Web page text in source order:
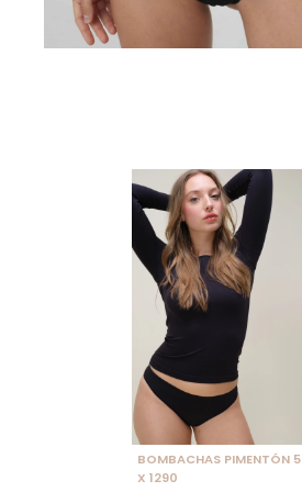
SELECCIONAR TALLE
BOMBACHAS PIMENTÓN 5
X 1290